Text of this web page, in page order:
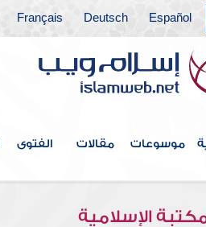
Español
Deutsch
Français
موسوعات مقالات الفتوى
الإسلامية